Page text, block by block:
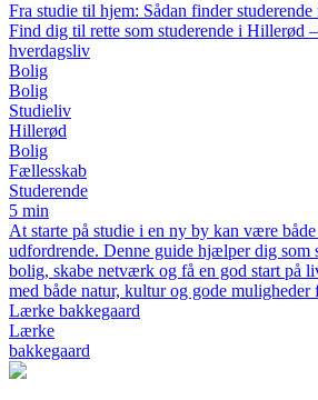
Fra studie til hjem: Sådan finder
Find dig til rette som studerende i Hillerød
hverdagsliv
Bolig
Bolig
Studieliv
Hillerød
Bolig
Fællesskab
Studerende
5 min
At starte på studie i en ny by kan være
udfordrende. Denne guide hjælper dig som
bolig, skabe netværk og få en god start på
med både natur, kultur og gode
Lærke bakkegaard
Lærke
bakkegaard